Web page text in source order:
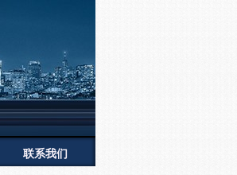
联系我们